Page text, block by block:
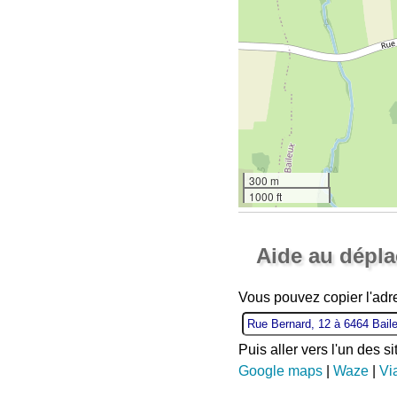
300 m
1000 ft
Aide au
Vous pouvez copier
Puis aller vers l'un des
Google maps| Waze|